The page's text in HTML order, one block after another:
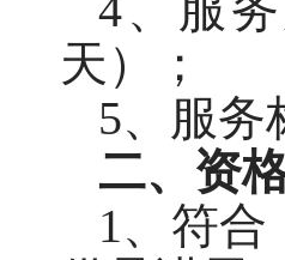
天）；
5、服务
二、资
1、符